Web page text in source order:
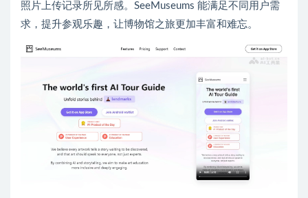
照片上传记录所见所感。SeeMuseums 能满足不同用户需
求，提升参观乐趣，让博物馆之旅更加丰富和难忘。